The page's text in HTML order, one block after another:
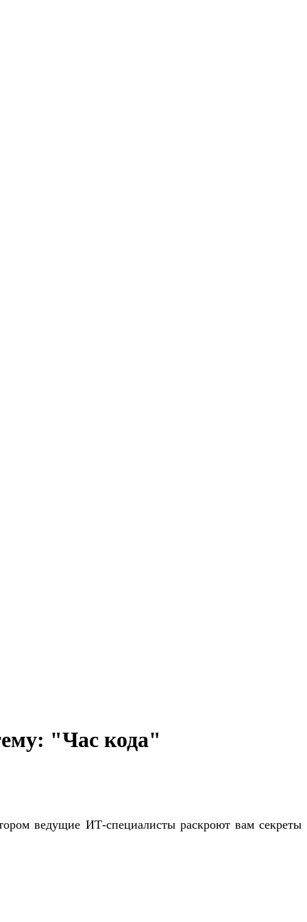
"Час кода"
ведущие ИТ-специалисты раскроют вам секреты